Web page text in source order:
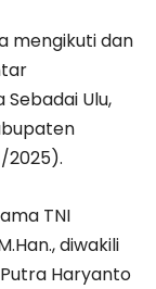
mengikuti dan
Ulu,
2025).
TNI
diwakili
Haryanto